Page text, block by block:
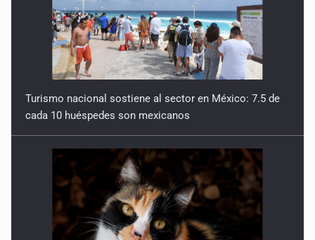
Turismo nacional sostiene al sector en México: 7.5 de
cada 10 huéspedes son mexicanos